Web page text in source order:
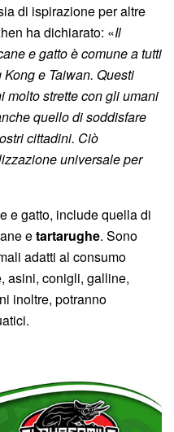
di ispirazione per altre
ha dichiarato: «Il
e gatto è comune a tutti
e Taiwan. Questi
strette con gli umani
quello di soddisfare
cittadini. Ciò
universale per
e gatto, include quella di
etartarughe. Sono
adatti al consumo
asini, conigli, galline,
inoltre, potranno